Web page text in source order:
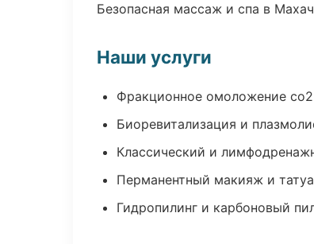
Безопасная массаж и спа в
Наши услуги
Фракционное омоложение co2
Биоревитализация и
Классический и
Перманентный макияж и
Гидропилинг и карбоновый